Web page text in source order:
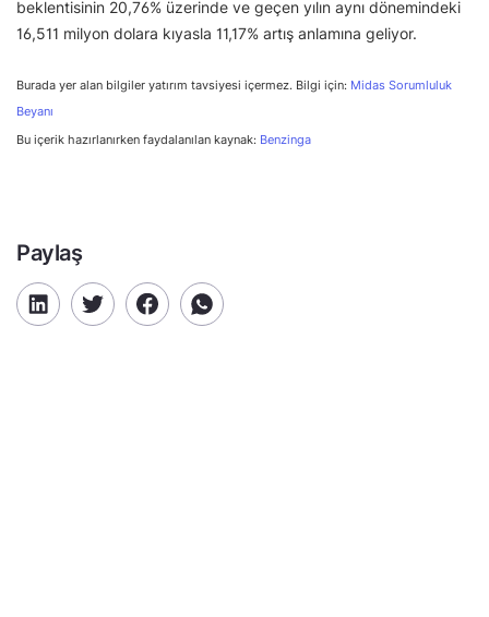
beklentisinin 20,76% üzerinde ve geçen yılın aynı dönemindeki
16,511 milyon dolara kıyasla 11,17% artış anlamına geliyor.
Burada yer alan bilgiler yatırım tavsiyesi içermez. Bilgi için: Midas Sorumluluk
Beyanı
Bu içerik hazırlanırken faydalanılan kaynak: Benzinga
Paylaş